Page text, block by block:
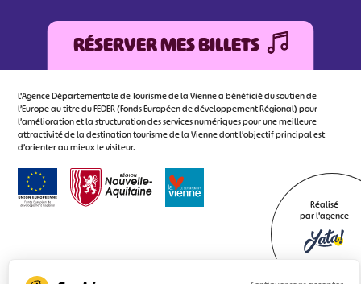
RÉSERVER MES BILLETS
L'Agence Départementale de Tourisme de la Vienne a bénéficié du soutien de
l’Europe au titre du FEDER (Fonds Européen de développement Régional) pour
l’amélioration et la structuration des services numériques pour une meilleure
attractivité de la destination tourisme de la Vienne dont l’objectif principal est
d’orienter au mieux le visiteur.
Réalisé
par l'agence